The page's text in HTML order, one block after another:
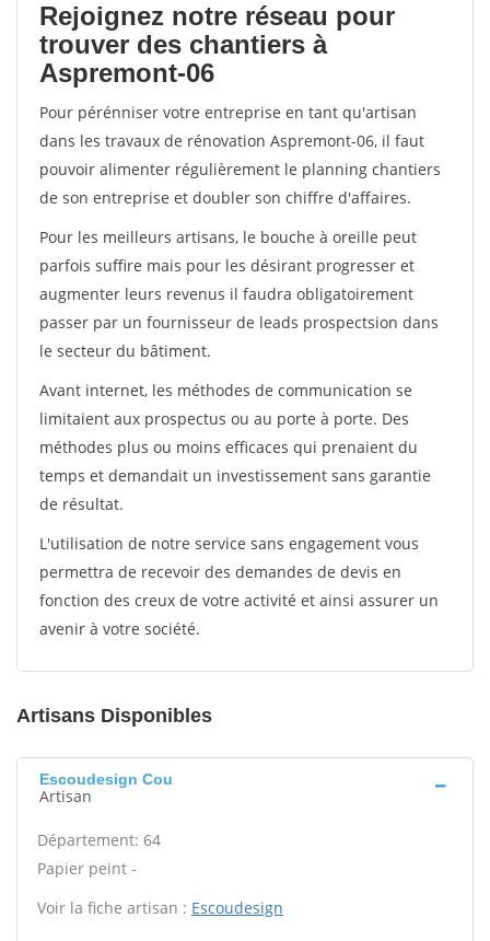
Rejoignez notre réseau pour
trouver des chantiers à
Aspremont-06
Pour pérénniser votre entreprise en tant qu'artisan
dans les travaux de rénovation Aspremont-06, il faut
pouvoir alimenter régulièrement le planning chantiers
de son entreprise et doubler son chiffre d'affaires.
Pour les meilleurs artisans, le bouche à oreille peut
parfois suffire mais pour les désirant progresser et
augmenter leurs revenus il faudra obligatoirement
passer par un fournisseur de leads prospectsion dans
le secteur du bâtiment.
Avant internet, les méthodes de communication se
limitaient aux prospectus ou au porte à porte. Des
méthodes plus ou moins efficaces qui prenaient du
temps et demandait un investissement sans garantie
de résultat.
L'utilisation de notre service sans engagement vous
permettra de recevoir des demandes de devis en
fonction des creux de votre activité et ainsi assurer un
avenir à votre société.
Artisans Disponibles
Escoudesign Cou
Artisan
Département: 64
Papier peint -
Voir la fiche artisan : Escoudesign